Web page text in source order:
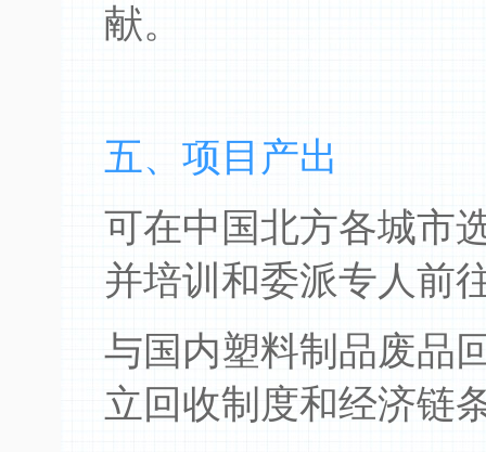
献。
五、项目产出
可在中国北方各城市
并培训和委派专人前
与国内塑料制品废品
立回收制度和经济链